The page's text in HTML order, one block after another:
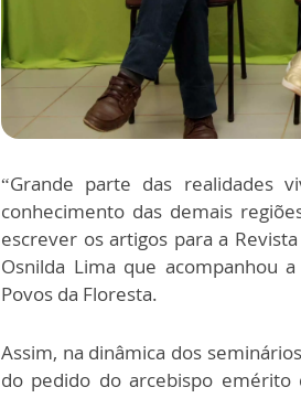
“Grande parte das realidades
conhecimento das demais
escrever os artigos para a
Osnilda Lima que acompanhou
Povos da Floresta.
Assim, na dinâmica dos
do pedido do arcebispo emérito